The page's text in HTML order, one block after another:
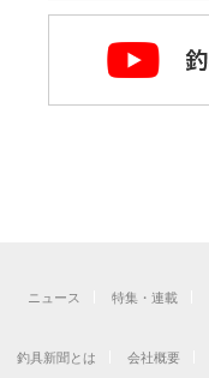
ニュース 特集・連載
釣具新聞とは
会社概要